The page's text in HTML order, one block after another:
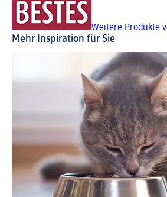
Weitere Produkte
Mehr Inspiration für Sie